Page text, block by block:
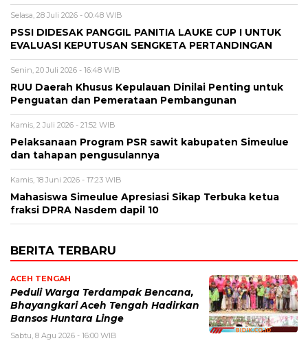
Selasa, 28 Juli 2026 - 00:48 WIB
PSSI DIDESAK PANGGIL PANITIA LAUKE CUP I UNTUK
EVALUASI KEPUTUSAN SENGKETA PERTANDINGAN
Senin, 20 Juli 2026 - 16:48 WIB
RUU Daerah Khusus Kepulauan Dinilai Penting untuk
Penguatan dan Pemerataan Pembangunan
Kamis, 2 Juli 2026 - 21:52 WIB
Pelaksanaan Program PSR sawit kabupaten Simeulue
dan tahapan pengusulannya
Kamis, 18 Juni 2026 - 17:23 WIB
Mahasiswa Simeulue Apresiasi Sikap Terbuka ketua
fraksi DPRA Nasdem dapil 10
BERITA TERBARU
ACEH TENGAH
Peduli Warga Terdampak Bencana,
Bhayangkari Aceh Tengah Hadirkan
Bansos Huntara Linge
Sabtu, 8 Agu 2026 - 16:00 WIB